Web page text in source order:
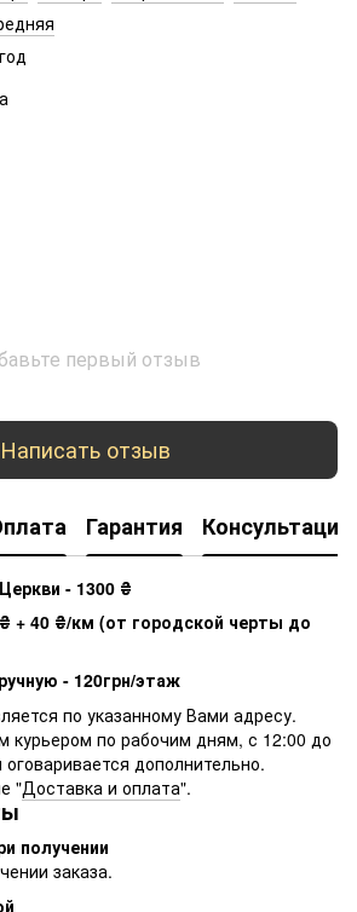
первый отзыв
Написать отзыв
Гарантия Консультация
- 1300 ₴
₴ + 40 ₴/км (от городской черты до
- 120грн/этаж
по указанному Вами адресу.
курьером по рабочим дням, с 12:00 до
дополнительно.
"Доставка и оплата".
получении
заказа.